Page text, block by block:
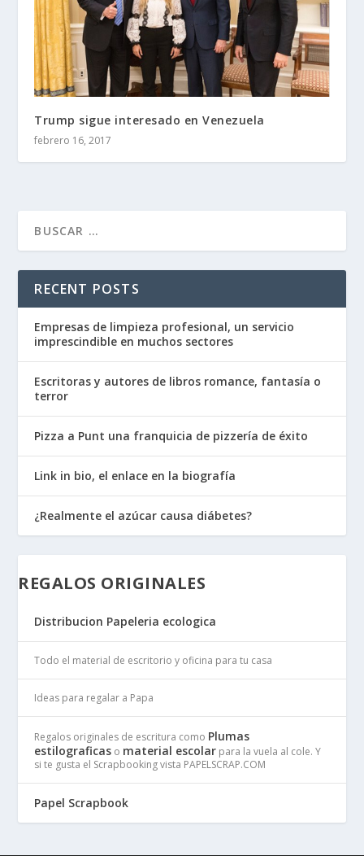
Trump sigue interesado en Venezuela
febrero 16, 2017
RECENT POSTS
Empresas de limpieza profesional, un servicio
imprescindible en muchos sectores
Escritoras y autores de libros romance, fantasía o
terror
Pizza a Punt una franquicia de pizzería de éxito
Link in bio, el enlace en la biografía
¿Realmente el azúcar causa diábetes?
REGALOS ORIGINALES
Distribucion Papeleria ecologica
Todo el material de escritorio y oficina para tu casa
Ideas para regalar a Papa
Regalos originales de escritura como Plumas
estilograficas o material escolar para la vuela al cole. Y
si te gusta el Scrapbooking vista PAPELSCRAP.COM
Papel Scrapbook